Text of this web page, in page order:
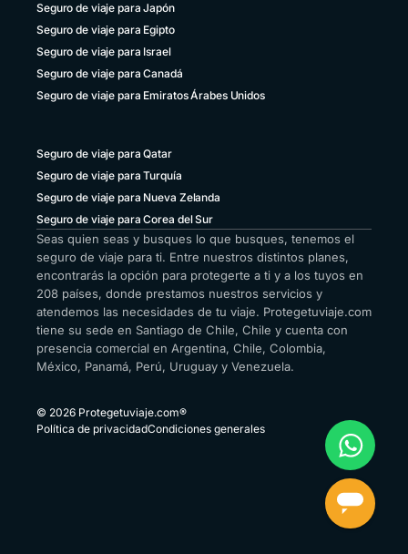
Seguro de viaje para Japón
Seguro de viaje para Egipto
Seguro de viaje para Israel
Seguro de viaje para Canadá
Seguro de viaje para Emiratos Árabes Unidos
Seguro de viaje para Qatar
Seguro de viaje para Turquía
Seguro de viaje para Nueva Zelanda
Seguro de viaje para Corea del Sur
Seas quien seas y busques lo que busques, tenemos el
seguro de viaje para ti. Entre nuestros distintos planes,
encontrarás la opción para protegerte a ti y a los tuyos en
208 países, donde prestamos nuestros servicios y
atendemos las necesidades de tu viaje. Protegetuviaje.com
tiene su sede en Santiago de Chile, Chile y cuenta con
presencia comercial en Argentina, Chile, Colombia,
México, Panamá, Perú, Uruguay y Venezuela.
© 2026 Protegetuviaje.com®
Política de privacidadCondiciones generales